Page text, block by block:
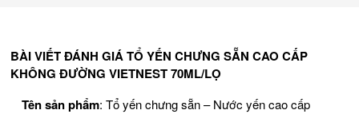
BÀI VIẾT ĐÁNH GIÁ TỔ YẾN CHƯNG SẴN CAO CẤP
KHÔNG ĐƯỜNG VIETNEST 70ML/LỌ
Tên sản phẩm: Tổ yến chưng sẵn – Nước yến cao cấp